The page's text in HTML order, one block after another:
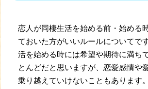
恋人が同棲生活を始める前・始める
ておいた方がいいルールについてで
活を始める時には希望や期待に満ち
とんどだと思いますが、恋愛感情や
乗り越えていけないこともあります